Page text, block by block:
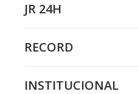
JR 24H
RECORD
INSTITUCIONAL